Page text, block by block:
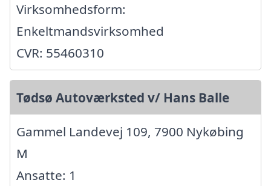
Virksomhedsform:
Enkeltmandsvirksomhed
CVR: 55460310
Tødsø Autoværksted v/ Hans Balle
Gammel Landevej 109, 7900 Nykøbing
M
Ansatte: 1